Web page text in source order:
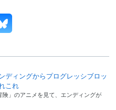
ディングからプログレッシブロッ
これ
険」のアニメを見て、エンディングが